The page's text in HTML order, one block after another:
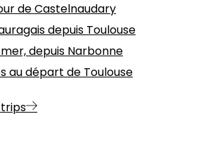
de Castelnaudary
depuis Toulouse
mer, depuis Narbonne
au départ de Toulouse